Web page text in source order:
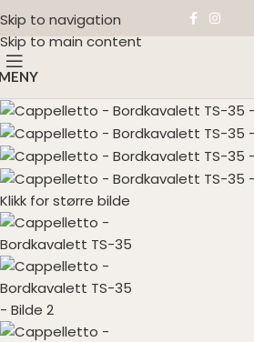
Skip to navigation
Skip to main content
Klikk for større bilde